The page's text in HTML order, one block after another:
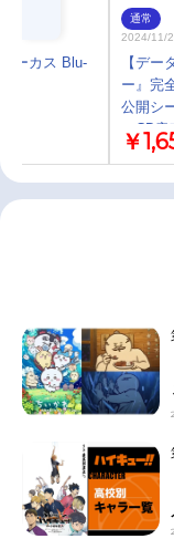
ーカス Blu-
通常
2024/11/
【デ
ー』完
公開シ
マCD
島健児
￥